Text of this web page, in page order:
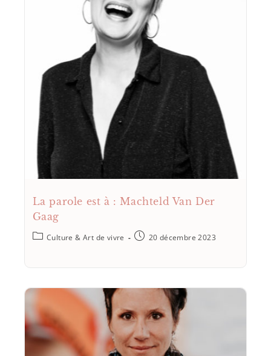
La parole est à : Machteld Van Der
Gaag
Culture & Art de vivre 20 décembre 2023